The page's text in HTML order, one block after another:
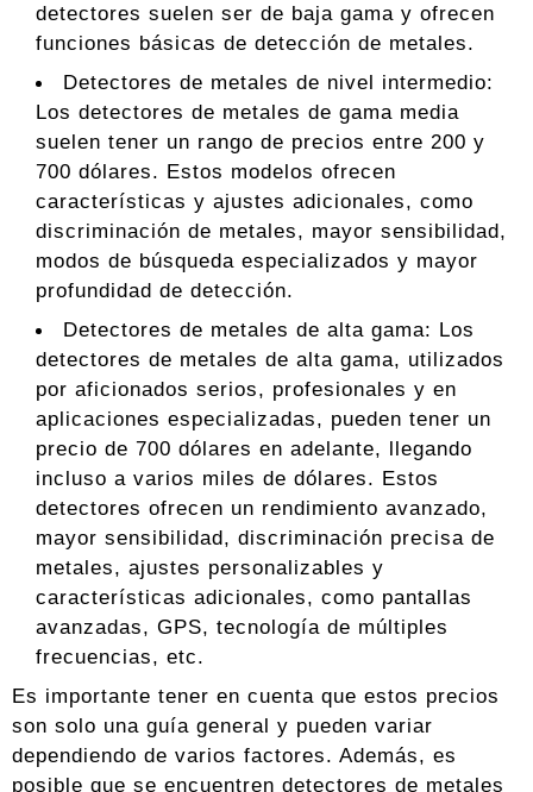
detectores suelen ser de baja gama y ofrecen
funciones básicas de detección de metales.
Detectores de metales de nivel intermedio:
Los detectores de metales de gama media
suelen tener un rango de precios entre 200 y
700 dólares. Estos modelos ofrecen
características y ajustes adicionales, como
discriminación de metales, mayor sensibilidad,
modos de búsqueda especializados y mayor
profundidad de detección.
Detectores de metales de alta gama: Los
detectores de metales de alta gama, utilizados
por aficionados serios, profesionales y en
aplicaciones especializadas, pueden tener un
precio de 700 dólares en adelante, llegando
incluso a varios miles de dólares. Estos
detectores ofrecen un rendimiento avanzado,
mayor sensibilidad, discriminación precisa de
metales, ajustes personalizables y
características adicionales, como pantallas
avanzadas, GPS, tecnología de múltiples
frecuencias, etc.
Es importante tener en cuenta que estos precios
son solo una guía general y pueden variar
dependiendo de varios factores. Además, es
posible que se encuentren detectores de metales